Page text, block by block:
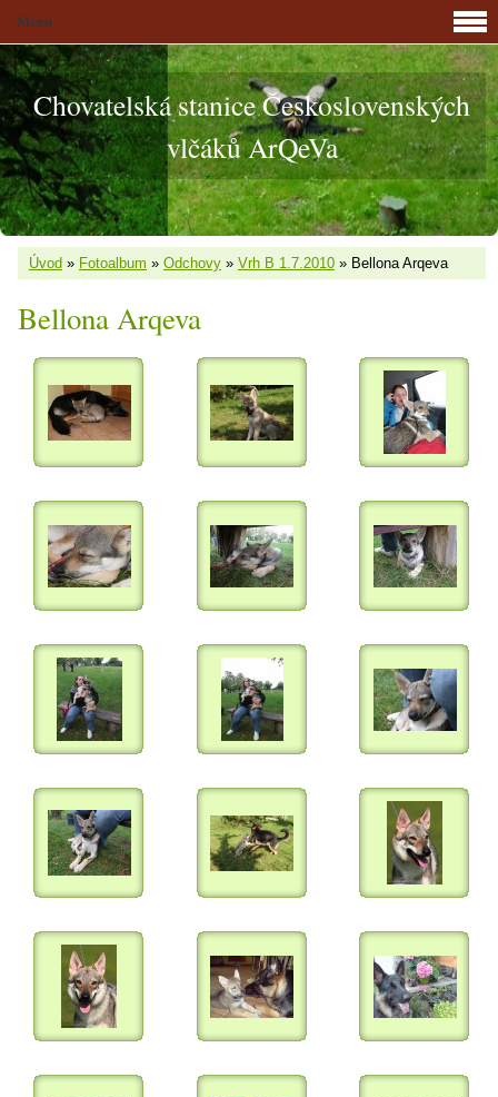
Chovatelská stanice Československých
vlčáků ArQeVa
Úvod » Fotoalbum » Odchovy » Vrh B 1.7.2010 » Bellona Arqeva
Bellona Arqeva
Menu